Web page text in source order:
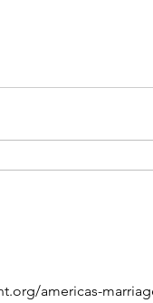
americas-